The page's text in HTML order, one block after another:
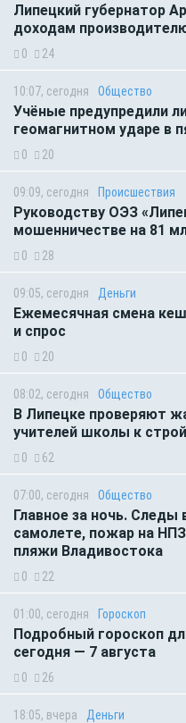
Липецкий губернатор
доходам
0 24
10:07, сегодня Общество
Учёные предупредили
геомагнитном ударе в
0 20
09:09, сегодня Происшествия
Руководству ОЭЗ
мошенничестве на 81
0 28
09:05, сегодня Деньги
Ежемесячная смена
и спрос
0 20
08:02, сегодня Общество
В Липецке проверяют
учителей школы к
0 62
07:00, сегодня Общество
Главное за ночь.
самолете, пожар на
пляжи Владивостока
0 22
01:00, сегодня Гороскоп
Подробный гороскоп
сегодня — 7 августа
0 26
18:05, вчера Деньги